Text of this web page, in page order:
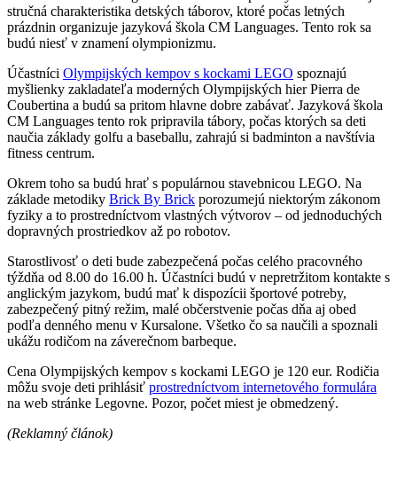
stručná charakteristika detských táborov, ktoré počas letných
prázdnin organizuje jazyková škola CM Languages. Tento rok sa
budú niesť v znamení olympionizmu.
Účastníci Olympijských kempov s kockami LEGO spoznajú
myšlienky zakladateľa moderných Olympijských hier Pierra de
Coubertina a budú sa pritom hlavne dobre zabávať. Jazyková škola
CM Languages tento rok pripravila tábory, počas ktorých sa deti
naučia základy golfu a baseballu, zahrajú si badminton a navštívia
fitness centrum.
Okrem toho sa budú hrať s populárnou stavebnicou LEGO. Na
základe metodiky Brick By Brick porozumejú niektorým zákonom
fyziky a to prostredníctvom vlastných výtvorov – od jednoduchých
dopravných prostriedkov až po robotov.
Starostlivosť o deti bude zabezpečená počas celého pracovného
týždňa od 8.00 do 16.00 h. Účastníci budú v nepretržitom kontakte s
anglickým jazykom, budú mať k dispozícii športové potreby,
zabezpečený pitný režim, malé občerstvenie počas dňa aj obed
podľa denného menu v Kursalone. Všetko čo sa naučili a spoznali
ukážu rodičom na záverečnom barbeque.
Cena Olympijských kempov s kockami LEGO je 120 eur. Rodičia
môžu svoje deti prihlásiť prostredníctvom internetového formulára
na web stránke Legovne. Pozor, počet miest je obmedzený.
(Reklamný článok)